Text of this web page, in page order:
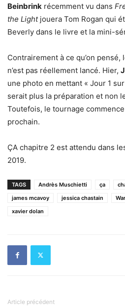
Beinbrink récemment vu dans
the Lightjouera Tom Rogan qui
Beverly dans le livre et la mini-
Contrairement à ce qu’on
n’est pas réellement lancé. Hier,
une photo en mettant « Jour 1
serait plus la préparation et non
Toutefois, le tournage
prochain.
ÇA chapitre 2 est attendu dans
2019.
TAGS Andrès Muschietti ça
james mcavoy
jessica chastain
xavier dolan
Article précédent